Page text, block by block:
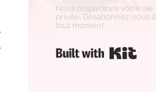
Nous respectons votre vie
privée. Désabonnez-vous à
tout moment.